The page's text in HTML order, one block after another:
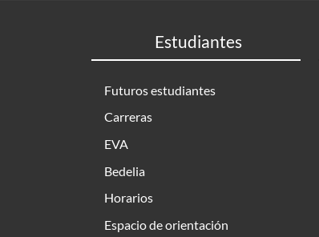
Estudiantes
Futuros estudiantes
Carreras
EVA
Bedelia
Horarios
Espacio de orientación